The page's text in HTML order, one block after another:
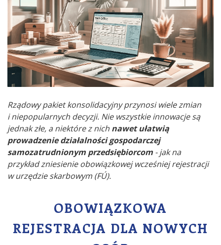
Rządowy pakiet konsolidacyjny przynosi wiele zmian
i niepopularnych decyzji. Nie wszystkie innowacje są
jednak złe, a niektóre z nich nawet ułatwią
prowadzenie działalności gospodarczej
samozatrudnionym przedsiębiorcom - jak na
przykład zniesienie obowiązkowej wcześniej rejestracji
w urzędzie skarbowym (FÚ).
OBOWIĄZKOWA
REJESTRACJA DLA NOWYCH